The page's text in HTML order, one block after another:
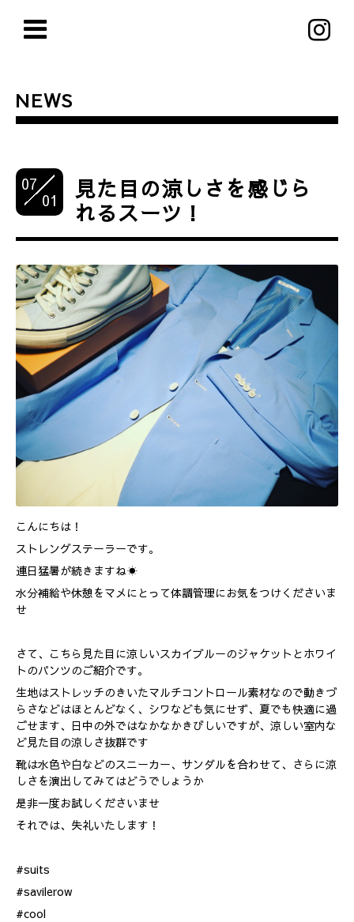
NEWS
07
01
見た目の涼しさを感じら
れるスーツ！
こんにちは！
ストレングステーラーです。
連日猛暑が続きますね☀️
水分補給や休憩をマメにとって体調管理にお気をつけくださいま
せ
さて、こちら見た目に涼しいスカイブルーのジャケットとホワイ
トのパンツのご紹介です。
生地はストレッチのきいたマルチコントロール素材なので動きづ
らさなどはほとんどなく、シワなども気にせず、夏でも快適に過
ごせます、日中の外ではなかなかきびしいですが、涼しい室内な
ど見た目の涼しさ抜群です
靴は水色や白などのスニーカー、サンダルを合わせて、さらに涼
しさを演出してみてはどうでしょうか
是非一度お試しくださいませ
それでは、失礼いたします！
#suits
#savilerow
#cool